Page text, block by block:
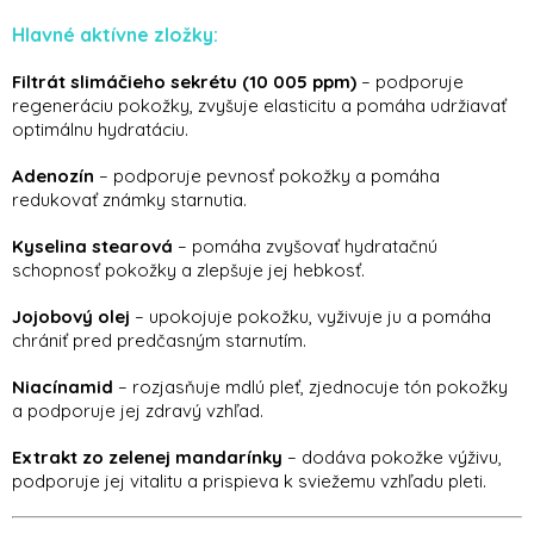
Hlavné aktívne zložky:
Filtrát slimáčieho sekrétu (10 005 ppm) – podporuje
regeneráciu pokožky, zvyšuje elasticitu a pomáha udržiavať
optimálnu hydratáciu.
Adenozín – podporuje pevnosť pokožky a pomáha
redukovať známky starnutia.
Kyselina stearová – pomáha zvyšovať hydratačnú
schopnosť pokožky a zlepšuje jej hebkosť.
Jojobový olej – upokojuje pokožku, vyživuje ju a pomáha
chrániť pred predčasným starnutím.
Niacínamid – rozjasňuje mdlú pleť, zjednocuje tón pokožky
a podporuje jej zdravý vzhľad.
Extrakt zo zelenej mandarínky – dodáva pokožke výživu,
podporuje jej vitalitu a prispieva k sviežemu vzhľadu pleti.